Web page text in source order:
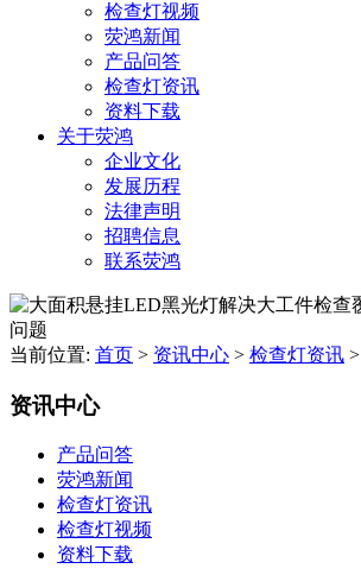
检查灯视频
荧鸿新闻
产品问答
检查灯资讯
资料下载
关于荧鸿
企业文化
发展历程
法律声明
招聘信息
联系荧鸿
当前位置: 首页 > 资讯中心 > 检查灯资讯 >
资讯中心
产品问答
荧鸿新闻
检查灯资讯
检查灯视频
资料下载